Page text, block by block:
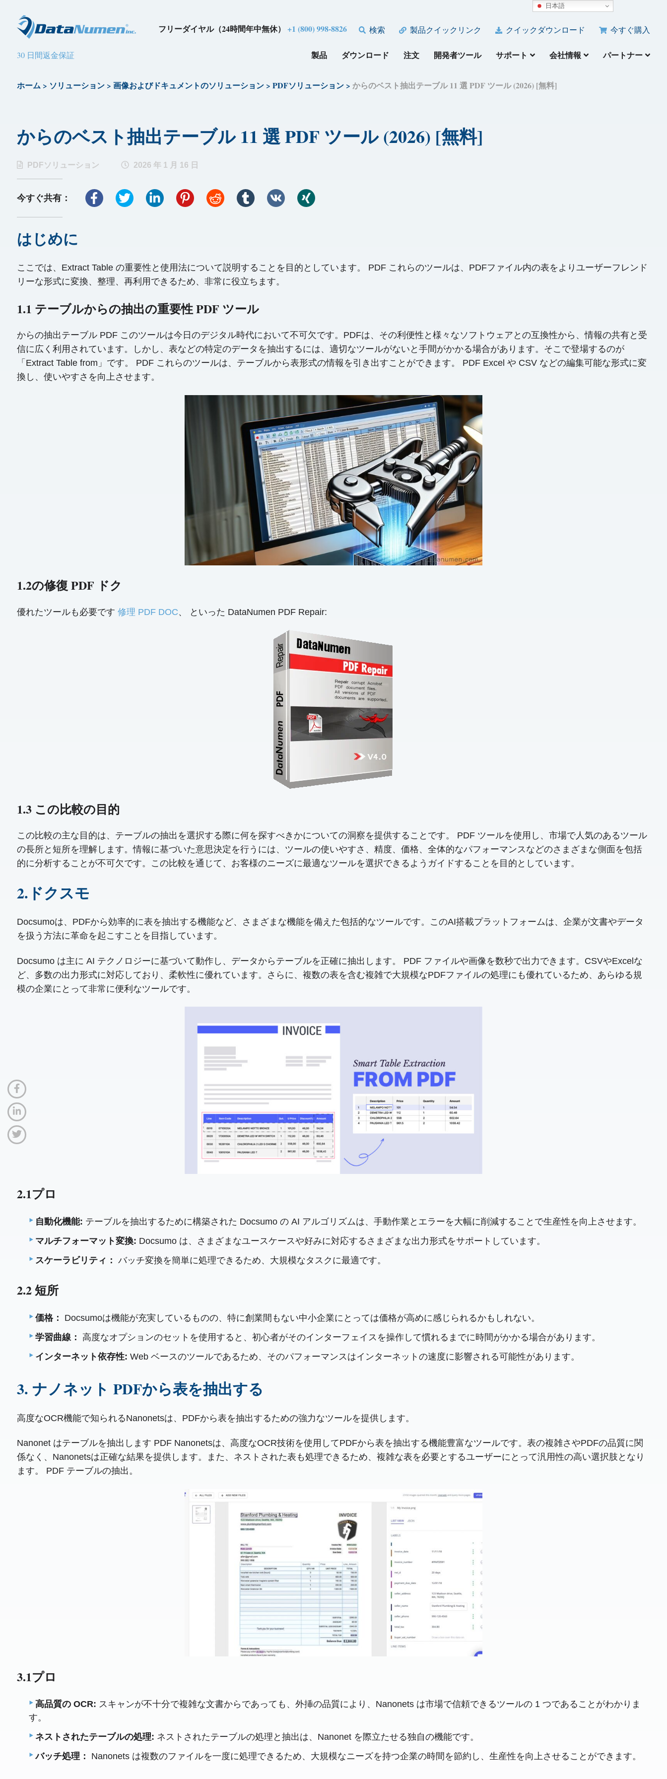
フリーダイヤル（24時間年中無休）+1 (800) 998-8826 検索 製品クイックリンク クイックダウンロード 今すぐ購入
30 日間返金保証 製品 ダウンロード 注文 開発者ツール サポート 会社情報 パートナー
ホーム> ソリューション> 画像およびドキュメントのソリューション> PDFソリューション> からのベスト抽出テーブル 11 選 PDF ツール (2026) [無料]
からのベスト抽出テーブル 11 選 PDF ツール (2026) [無料]
PDFソリューション 2026 年 1 月 16 日
今すぐ共有：
はじめに
ここでは、Extract Table の重要性と使用法について説明することを目的としています。 PDF これらのツールは、PDFファイル内の表をよりユーザーフレンド
リーな形式に変換、整理、再利用できるため、非常に役立ちます。
1.1 テーブルからの抽出の重要性 PDF ツール
からの抽出テーブル PDF このツールは今日のデジタル時代において不可欠です。PDFは、その利便性と様々なソフトウェアとの互換性から、情報の共有と受
信に広く利用されています。しかし、表などの特定のデータを抽出するには、適切なツールがないと手間がかかる場合があります。そこで登場するのが
「Extract Table from」です。 PDF これらのツールは、テーブルから表形式の情報を引き出すことができます。 PDF Excel や CSV などの編集可能な形式に変
換し、使いやすさを向上させます。
1.2の修復 PDF ドク
優れたツールも必要です 修理 PDF DOC、 といった DataNumen PDF Repair:
1.3 この比較の目的
この比較の主な目的は、テーブルの抽出を選択する際に何を探すべきかについての洞察を提供することです。 PDF ツールを使用し、市場で人気のあるツール
の長所と短所を理解します。情報に基づいた意思決定を行うには、ツールの使いやすさ、精度、価格、全体的なパフォーマンスなどのさまざまな側面を包括
的に分析することが不可欠です。この比較を通じて、お客様のニーズに最適なツールを選択できるようガイドすることを目的としています。
2.ドクスモ
Docsumoは、PDFから効率的に表を抽出する機能など、さまざまな機能を備えた包括的なツールです。このAI搭載プラットフォームは、企業が文書やデータ
を扱う方法に革命を起こすことを目指しています。
Docsumo は主に AI テクノロジーに基づいて動作し、データからテーブルを正確に抽出します。 PDF ファイルや画像を数秒で出力できます。CSVやExcelな
ど、多数の出力形式に対応しており、柔軟性に優れています。さらに、複数の表を含む複雑で大規模なPDFファイルの処理にも優れているため、あらゆる規
模の企業にとって非常に便利なツールです。
2.1プロ
自動化機能: テーブルを抽出するために構築された Docsumo の AI アルゴリズムは、手動作業とエラーを大幅に削減することで生産性を向上させます。
マルチフォーマット変換: Docsumo は、さまざまなユースケースや好みに対応するさまざまな出力形式をサポートしています。
スケーラビリティ： バッチ変換を簡単に処理できるため、大規模なタスクに最適です。
2.2 短所
価格：
Docsumoは機能が充実しているものの、特に創業間もない中小企業にとっては価格が高めに感じられるかもしれない。
学習曲線：
高度なオプションのセットを使用すると、初心者がそのインターフェイスを操作して慣れるまでに時間がかかる場合があります。
インターネット依存性: Web ベースのツールであるため、そのパフォーマンスはインターネットの速度に影響される可能性があります。
3. ナノネット PDFから表を抽出する
高度なOCR機能で知られるNanonetsは、PDFから表を抽出するための強力なツールを提供します。
Nanonet はテーブルを抽出します PDF Nanonetsは、高度なOCR技術を使用してPDFから表を抽出する機能豊富なツールです。表の複雑さやPDFの品質に関
係なく、Nanonetsは正確な結果を提供します。また、ネストされた表も処理できるため、複雑な表を必要とするユーザーにとって汎用性の高い選択肢となり
ます。 PDF テーブルの抽出。
3.1プロ
高品質の OCR: スキャンが不十分で複雑な文書からであっても、外挿の品質により、Nanonets は市場で信頼できるツールの 1 つであることがわかりま
す。
ネストされたテーブルの処理: ネストされたテーブルの処理と抽出は、Nanonet を際立たせる独自の機能です。
バッチ処理：
Nanonets は複数のファイルを一度に処理できるため、大規模なニーズを持つ企業の時間を節約し、生産性を向上させることができます。
日本語